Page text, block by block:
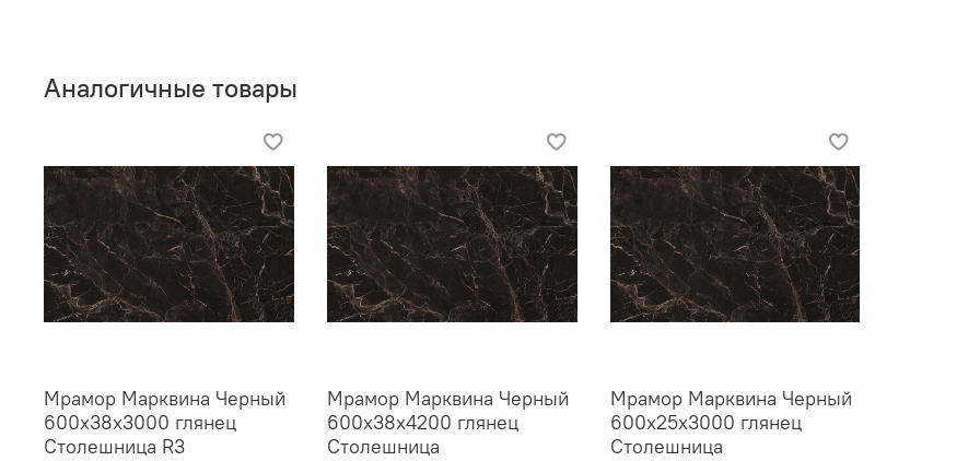
Аналогичные товары
Мрамор Марквина Черный
600х38х3000 глянец
Столешница R3
Мрамор Марквина Черный
600х38х4200 глянец
Столешница
Мрамор Марквина Черный
600х25х3000 глянец
Столешница